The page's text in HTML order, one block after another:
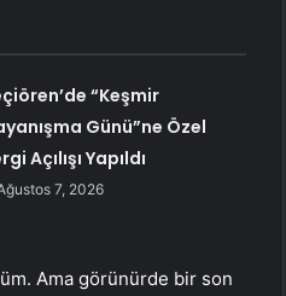
“Keşmir
Günü”ne Özel
Açılışı Yapıldı
7, 2026
Ama görünürde bir son